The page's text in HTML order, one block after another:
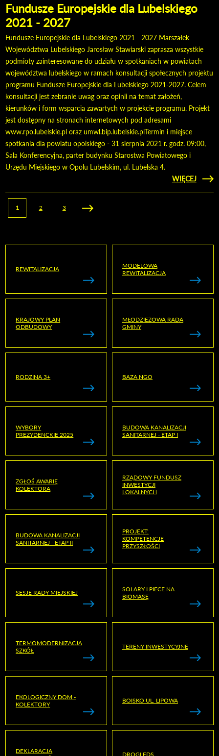
Fundusze Europejskie dla Lubelskiego
2021 - 2027
Fundusze Europejskie dla Lubelskiego 2021 - 2027 Marszałek
Województwa Lubelskiego Jarosław Stawiarski zaprasza wszystkie
podmioty zainteresowane do udziału w spotkaniach w powiatach
województwa lubelskiego w ramach konsultacji społecznych projektu
programu Fundusze Europejskie dla Lubelskiego 2021-2027. Celem
konsultacji jest zebranie uwag oraz opinii na temat założeń,
kierunków i form wsparcia zawartych w projekcie programu. Projekt
jest dostępny na stronach internetowych pod adresami
www.rpo.lubelskie.pl oraz umwl.bip.lubelskie.plTermin i miejsce
spotkania dla powiatu opolskiego - 31 sierpnia 2021 r. godz. 09:00,
Sala Konferencyjna, parter budynku Starostwa Powiatowego i
Urzędu Miejskiego w Opolu Lubelskim, ul. Lubelska 4.
CZYTAJ
WIĘCEJ
O
Strony
1 2 3
REWITALIZACJA
MODELOWA
REWITALIZACJA
KRAJOWY PLAN
ODBUDOWY
MŁODZIEŻOWA RADA
GMINY
RODZINA 3+ BAZA NGO
WYBORY
PREZYDENCKIE 2025
BUDOWA KANALIZACJI
SANITARNEJ - ETAP I
ZGŁOŚ AWARIĘ
KOLEKTORA
RZĄDOWY FUNDUSZ
INWESTYCJI
LOKALNYCH
BUDOWA KANALIZACJI
SANITARNEJ - ETAP II
PROJEKT:
KOMPETENCJE
PRZYSZŁOŚCI
SESJE RADY MIEJSKIEJ
SOLARY I PIECE NA
BIOMASĘ
TERMOMODERNIZACJA
SZKÓŁ
TERENY INWESTYCYJNE
EKOLOGICZNY DOM -
KOLEKTORY
BOISKO UL. LIPOWA
DEKLARACJA
DROGI FDS